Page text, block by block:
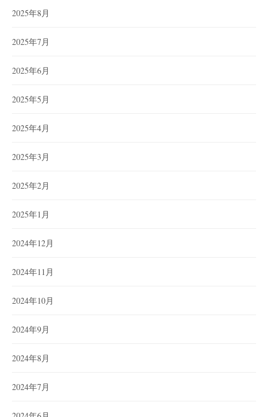
2025年8月
2025年7月
2025年6月
2025年5月
2025年4月
2025年3月
2025年2月
2025年1月
2024年12月
2024年11月
2024年10月
2024年9月
2024年8月
2024年7月